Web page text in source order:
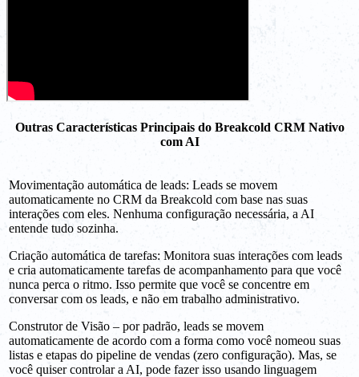
Outras Características Principais do Breakcold CRM Nativo
com AI
Movimentação automática de leads: Leads se movem
automaticamente no CRM da Breakcold com base nas suas
interações com eles. Nenhuma configuração necessária, a AI
entende tudo sozinha.
Criação automática de tarefas: Monitora suas interações com leads
e cria automaticamente tarefas de acompanhamento para que você
nunca perca o ritmo. Isso permite que você se concentre em
conversar com os leads, e não em trabalho administrativo.
Construtor de Visão – por padrão, leads se movem
automaticamente de acordo com a forma como você nomeou suas
listas e etapas do pipeline de vendas (zero configuração). Mas, se
você quiser controlar a AI, pode fazer isso usando linguagem